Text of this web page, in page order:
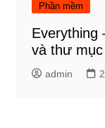
Phần mềm
Everything
và thư
admin